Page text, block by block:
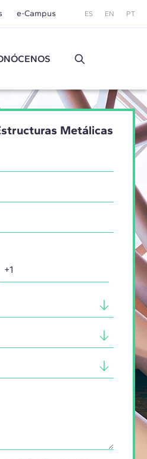
e-Campus ES EN PT
Metálicas